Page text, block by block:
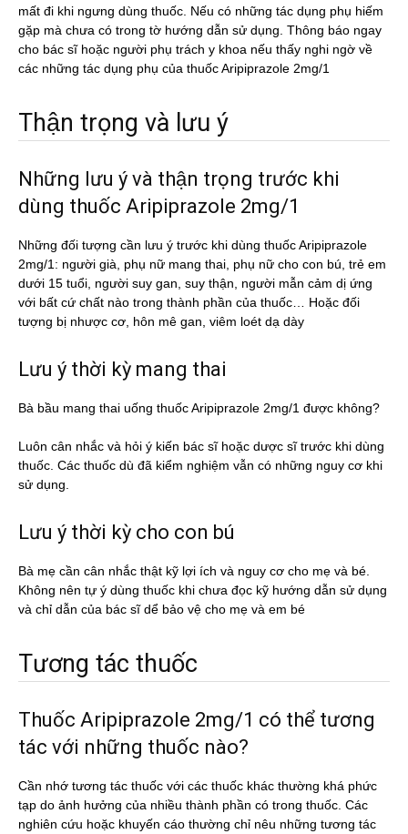
mất đi khi ngưng dùng thuốc. Nếu có những tác dụng phụ hiếm
gặp mà chưa có trong tờ hướng dẫn sử dụng. Thông báo ngay
cho bác sĩ hoặc người phụ trách y khoa nếu thấy nghi ngờ về
các những tác dụng phụ của thuốc Aripiprazole 2mg/1
Thận trọng và lưu ý
Những lưu ý và thận trọng trước khi
dùng thuốc Aripiprazole 2mg/1
Những đối tượng cần lưu ý trước khi dùng thuốc Aripiprazole
2mg/1: người già, phụ nữ mang thai, phụ nữ cho con bú, trẻ em
dưới 15 tuổi, người suy gan, suy thận, người mẫn cảm dị ứng
với bất cứ chất nào trong thành phần của thuốc… Hoặc đối
tượng bị nhược cơ, hôn mê gan, viêm loét dạ dày
Lưu ý thời kỳ mang thai
Bà bầu mang thai uống thuốc Aripiprazole 2mg/1 được không?
Luôn cân nhắc và hỏi ý kiến bác sĩ hoặc dược sĩ trước khi dùng
thuốc. Các thuốc dù đã kiểm nghiệm vẫn có những nguy cơ khi
sử dụng.
Lưu ý thời kỳ cho con bú
Bà mẹ cần cân nhắc thật kỹ lợi ích và nguy cơ cho mẹ và bé.
Không nên tự ý dùng thuốc khi chưa đọc kỹ hướng dẫn sử dụng
và chỉ dẫn của bác sĩ dể bảo vệ cho mẹ và em bé
Tương tác thuốc
Thuốc Aripiprazole 2mg/1 có thể tương
tác với những thuốc nào?
Cần nhớ tương tác thuốc với các thuốc khác thường khá phức
tạp do ảnh hưởng của nhiều thành phần có trong thuốc. Các
nghiên cứu hoặc khuyến cáo thường chỉ nêu những tương tác